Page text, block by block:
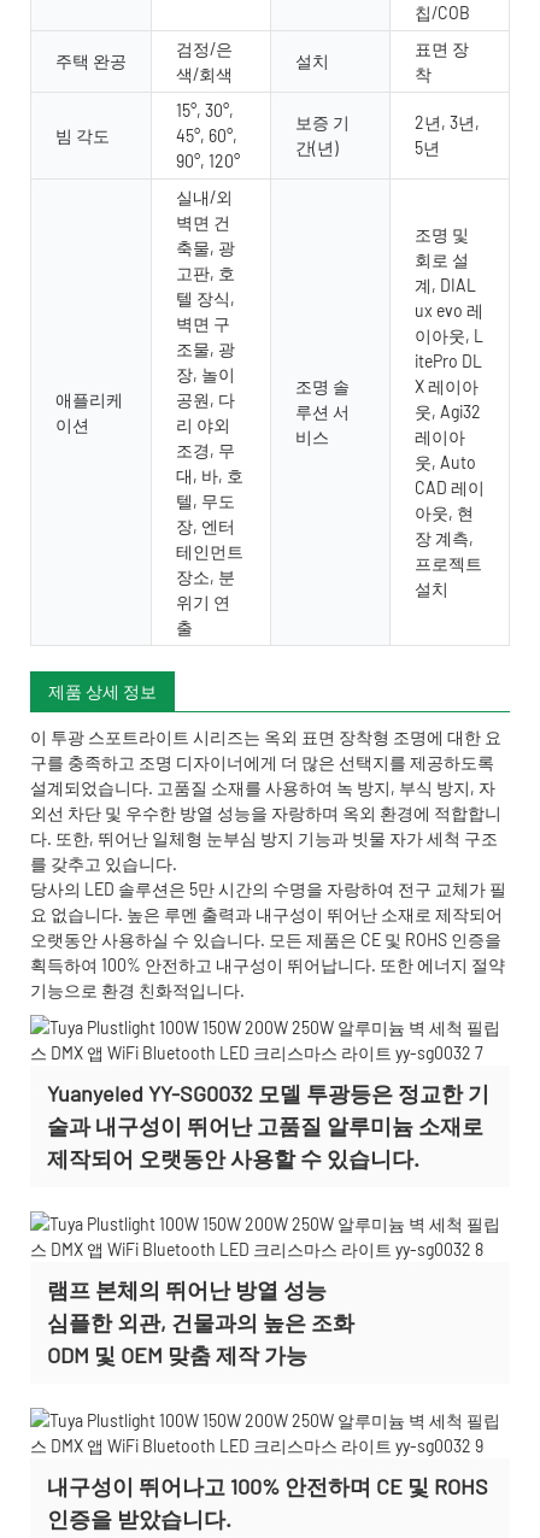
칩/COB
주택 완공
검정/은
색/회색
설치
표면 장
착
빔 각도
15°, 30°,
45°, 60°,
90°, 120°
보증 기
간(년)
2년, 3년,
5년
애플리케
이션
실내/외
벽면 건
축물, 광
고판, 호
텔 장식,
벽면 구
조물, 광
장, 놀이
공원, 다
리 야외
조경, 무
대, 바, 호
텔, 무도
장, 엔터
테인먼트
장소, 분
위기 연
출
조명 솔
루션 서
비스
조명 및
회로 설
계, DIAL
ux evo 레
이아웃, L
itePro DL
X 레이아
웃, Agi32
레이아
웃, Auto
CAD 레이
아웃, 현
장 계측,
프로젝트
설치
제품 상세 정보
이 투광 스포트라이트 시리즈는 옥외 표면 장착형 조명에 대한 요
구를 충족하고 조명 디자이너에게 더 많은 선택지를 제공하도록
설계되었습니다. 고품질 소재를 사용하여 녹 방지, 부식 방지, 자
외선 차단 및 우수한 방열 성능을 자랑하며 옥외 환경에 적합합니
다. 또한, 뛰어난 일체형 눈부심 방지 기능과 빗물 자가 세척 구조
를 갖추고 있습니다.
당사의 LED 솔루션은 5만 시간의 수명을 자랑하여 전구 교체가 필
요 없습니다. 높은 루멘 출력과 내구성이 뛰어난 소재로 제작되어
오랫동안 사용하실 수 있습니다. 모든 제품은 CE 및 ROHS 인증을
획득하여 100% 안전하고 내구성이 뛰어납니다. 또한 에너지 절약
기능으로 환경 친화적입니다.
Yuanyeled YY-SG0032 모델 투광등은 정교한 기
술과 내구성이 뛰어난 고품질 알루미늄 소재로
제작되어 오랫동안 사용할 수 있습니다.
램프 본체의 뛰어난 방열 성능
심플한 외관, 건물과의 높은 조화
ODM 및 OEM 맞춤 제작 가능
내구성이 뛰어나고 100% 안전하며 CE 및 ROHS
인증을 받았습니다.